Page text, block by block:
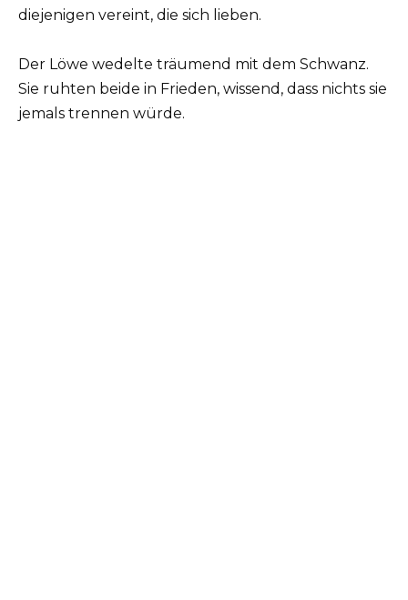
diejenigen vereint, die sich lieben.
Der Löwe wedelte träumend mit dem Schwanz.
Sie ruhten beide in Frieden, wissend, dass nichts sie
jemals trennen würde.